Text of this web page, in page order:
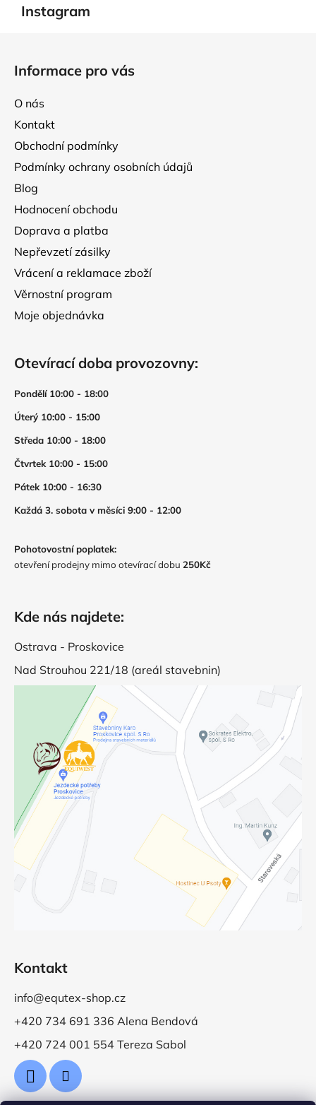
Instagram
Informace pro vás
O nás
Kontakt
Obchodní podmínky
Podmínky ochrany osobních údajů
Blog
Hodnocení obchodu
Doprava a platba
Nepřevzetí zásilky
Vrácení a reklamace zboží
Věrnostní program
Moje objednávka
Otevírací doba provozovny:
Pondělí 10:00 - 18:00
Úterý 10:00 - 15:00
Středa 10:00 - 18:00
Čtvrtek 10:00 - 15:00
Pátek 10:00 - 16:30
Každá 3. sobota v měsíci 9:00 - 12:00
Pohotovostní poplatek:
otevření prodejny mimo otevírací dobu 250Kč
Kde nás najdete:
Ostrava - Proskovice
Nad Strouhou 221/18 (areál stavebnin)
Kontakt
info@equtex-shop.cz
+420 734 691 336 Alena Bendová
+420 724 001 554 Tereza Sabol